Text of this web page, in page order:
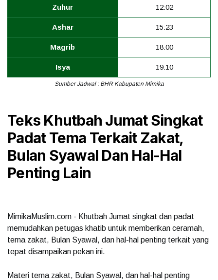
Zuhur 12:02
Ashar 15:23
Magrib 18:00
Isya 19:10
Sumber Jadwal : BHR Kabupaten Mimika
Teks Khutbah Jumat Singkat
Padat Tema Terkait Zakat,
Bulan Syawal Dan Hal-Hal
Penting Lain
MimikaMuslim.com - Khutbah Jumat singkat dan padat
memudahkan petugas khatib untuk memberikan ceramah,
tema zakat, Bulan Syawal, dan hal-hal penting terkait yang
tepat disampaikan pekan ini.
Materi tema zakat, Bulan Syawal, dan hal-hal penting